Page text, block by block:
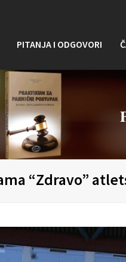
PITANJA I ODGOVORI
“Zdravo”